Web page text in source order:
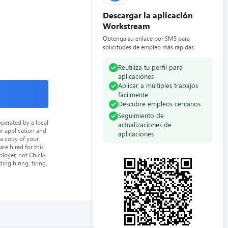
Descargar la aplicación
Workstream
Obtenga su enlace por SMS para
solicitudes de empleo más rápidas.
Reutiliza tu perfil para
aplicaciones
Aplicar a múltiples trabajos
fácilmente
Descubre empleos cercanos
Seguimiento de
actualizaciones de
aplicaciones
by a local
application and
copy of your
hired for this
not Chick-
hiring, firing,